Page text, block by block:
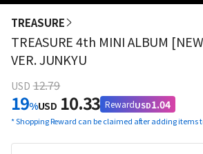
TREASURE
TREASURE 4th MINI ALBUM
VER. JUNKYU
USD 12.79
19%USD 10.33 RewardUSD1.04
*Shopping Reward can be claimed after adding items